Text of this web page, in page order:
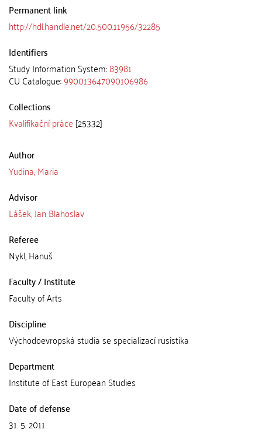
Permanent link
http://hdl.handle.net/20.500.11956/32285
Identifiers
Study Information System:83981
CU Catalogue:990013647090106986
Collections
Kvalifikační práce [25332]
Author
Yudina, Maria
Advisor
Lášek, Jan Blahoslav
Referee
Nykl, Hanuš
Faculty / Institute
Faculty of Arts
Discipline
Východoevropská studia se specializací rusistika
Department
Institute of East European Studies
Date of defense
31. 5. 2011